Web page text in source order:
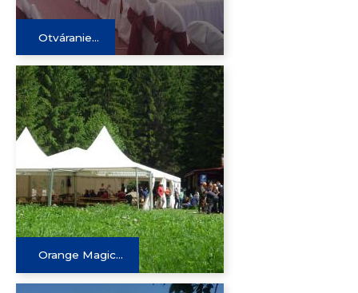
Otváranie...
Orange Magic...